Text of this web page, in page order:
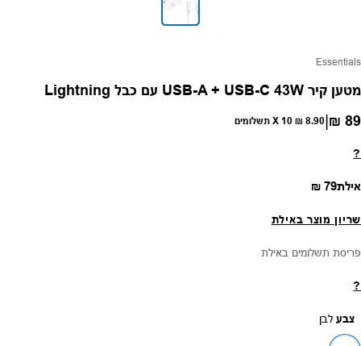
ספק:
Essentials
מטען קיר USB-A + USB-C 43W עם כבל Lightning
מחיר רגיל
89 ₪
|
8.90 ₪ X 10 תשלומים
?
אילתמחיר רגיל
79 ₪
שריון מוצר באילת
פריסת תשלומים באילת
?
צבע לבן